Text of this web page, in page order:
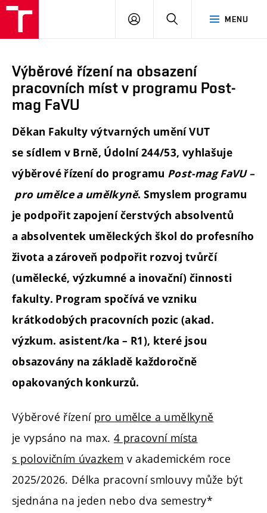
MENU
PŘIHLÁSIT
Výběrové řízení na obsazení
pracovních míst v programu Post-
mag FaVU
Děkan Fakulty výtvarných umění VUT
se sídlem v Brně, Údolní 244/53, vyhlašuje
výběrové řízenído programu Post-mag FaVU –
pro umělce a umělkyně. Smyslem programu
je podpořit zapojení čerstvých absolventů
a absolventek uměleckých škol do profesního
života a zároveň podpořit rozvoj tvůrčí
(umělecké, výzkumné a inovační) činnosti
fakulty. Program spočívá ve vzniku
krátkodobých pracovních pozic (akad.
výzkum. asistent/ka – R1), které jsou
obsazovány na základě každoročně
opakovaných konkurzů.
Výběrové řízení pro umělce a umělkyně
je vypsáno na max. 4 pracovní místa
s polovičním úvazkem v akademickém roce
2025/2026. Délka pracovní smlouvy může být
sjednána na jeden nebo dva semestry*